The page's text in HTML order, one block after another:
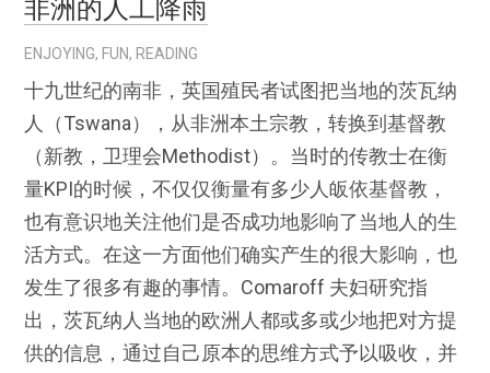
非洲的人工降雨
ENJOYING, FUN, READING
十九世纪的南非，英国殖民者试图把当地的茨瓦纳
人（Tswana），从非洲本土宗教，转换到基督教
（新教，卫理会Methodist）。当时的传教士在衡
量KPI的时候，不仅仅衡量有多少人皈依基督教，
也有意识地关注他们是否成功地影响了当地人的生
活方式。在这一方面他们确实产生的很大影响，也
发生了很多有趣的事情。Comaroff 夫妇研究指
出，茨瓦纳人当地的欧洲人都或多或少地把对方提
供的信息，通过自己原本的思维方式予以吸收，并